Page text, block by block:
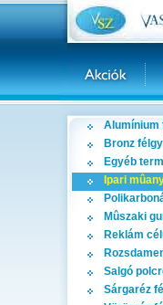
Alumínium
Bronz
Egyéb
Ipari
Mûszaki
Reklám
Salgó
Sárgaréz